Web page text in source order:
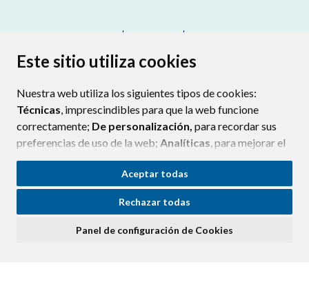
Este sitio utiliza cookies
Nuestra web utiliza los siguientes tipos de cookies:
Técnicas, imprescindibles para que la web funcione
correctamente; De personalización, para recordar sus
preferencias de uso de la web; Analíticas, para mejorar el
funcionamiento de la web y sus servicios.
Si acepta pulsando el botón“Aceptar todas”
consideramos que acepta su uso. Si pulsa el botón
ninguna acción, se guardarán las cookies técnicas
Aceptar todas
Rechazar todas
Panel de configuración de Cookies
PROTECCIÓN DE DATOS
POLÍTICA DE COOKIES